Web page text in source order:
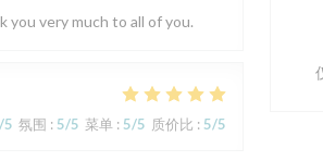
you very much to all of you.
/5 氛围 : 5/5 菜单 : 5/5 质价比 : 5/5